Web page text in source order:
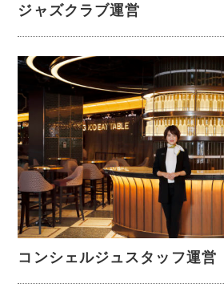
ジャズクラブ運営
コンシェルジュスタッフ運営